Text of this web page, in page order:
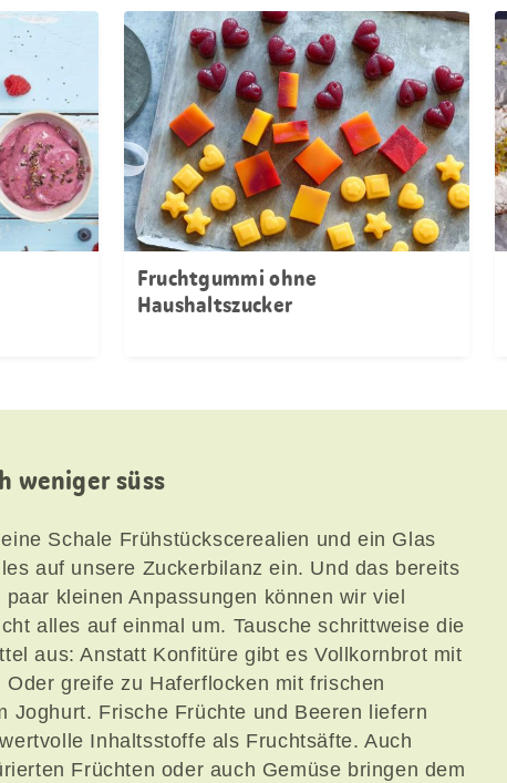
Fruchtgummi ohne
Haushaltszucker
weniger süss
Schale Frühstückscerealien und ein Glas
auf unsere Zuckerbilanz ein. Und das bereits
kleinen Anpassungen können wir viel
alles auf einmal um. Tausche schrittweise die
aus: Anstatt Konfitüre gibt es Vollkornbrot mit
greife zu Haferflocken mit frischen
Joghurt. Frische Früchte und Beeren liefern
Inhaltsstoffe als Fruchtsäfte. Auch
Früchten oder auch Gemüse bringen dem